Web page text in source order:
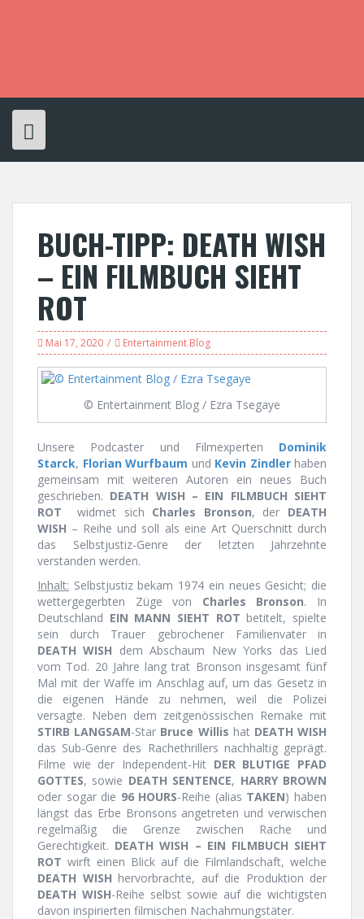
BUCH-TIPP: DEATH WISH
– EIN FILMBUCH SIEHT
ROT
Mai 17, 2020 Entertainment Blog
© Entertainment Blog / Ezra Tsegaye
Unsere Podcaster und Filmexperten Dominik
Starck, Florian Wurfbaum und Kevin Zindlerhaben
gemeinsam mit weiteren Autoren ein neues Buch
geschrieben. DEATH WISH – EIN FILMBUCH SIEHT
ROT
widmet sich Charles Bronson, der DEATH
WISH – Reihe und soll als eine Art Querschnitt durch
das Selbstjustiz-Genre der letzten Jahrzehnte
verstanden werden.
Inhalt: Selbstjustiz bekam 1974 ein neues Gesicht; die
wettergegerbten Züge von Charles Bronson. In
Deutschland EIN MANN SIEHT ROT betitelt, spielte
sein durch Trauer gebrochener Familienvater in
DEATH WISH dem Abschaum New Yorks das Lied
vom Tod. 20 Jahre lang trat Bronson insgesamt fünf
Mal mit der Waffe im Anschlag auf, um das Gesetz in
die eigenen Hände zu nehmen, weil die Polizei
versagte. Neben dem zeitgenössischen Remake mit
STIRB LANGSAM-Star Bruce Willis hat DEATH WISH
das Sub-Genre des Rachethrillers nachhaltig geprägt.
Filme wie der Independent-Hit DER BLUTIGE PFAD
GOTTES, sowie DEATH SENTENCE, HARRY BROWN
oder sogar die 96 HOURS-Reihe (alias TAKEN) haben
längst das Erbe Bronsons angetreten und verwischen
regelmäßig die Grenze zwischen Rache und
Gerechtigkeit. DEATH WISH – EIN FILMBUCH SIEHT
ROT wirft einen Blick auf die Filmlandschaft, welche
DEATH WISH hervorbrachte, auf die Produktion der
DEATH WISH-Reihe selbst sowie auf die wichtigsten
davon inspirierten filmischen Nachahmungstäter.